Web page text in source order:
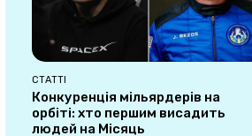
СТАТТІ
Конкуренція мільярдерів на
орбіті: хто першим висадить
людей на Місяць